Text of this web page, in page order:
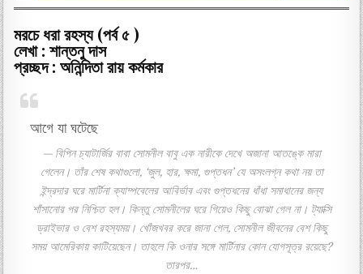
মরচে ধরা রহস্য (পর্ব ৫ )
লেখা : শান্তনু দাস
প্রচ্ছদ : অনিন্দিতা রায় কর্মকার
আগে যা ঘটেছে
বিপিন চ্যাটার্জির বাবা সোমনীল বাবু এক নারীকে দেখে অজানা আতঙ্কে মারা
গেলেন। তাঁর শেষ কথাগুলো, ‘জুল, হার, ক্ষমা, গুপ্তধন’ যে অসংলগ্ন কথা নয় তা
ইন্দ্রদার ঘরে মার্টিনা ক্যাম্পবেলের আবির্ভাব এবং গুপ্তধনের ধাঁধা সমাধানের জন্য
শাঁসানোর পর নিশ্চিত হল। কিন্তু সোমনীলের ঘরে গিয়েও কিছু বোঝা গেল না।‌ ট্যাক্সি
ড্রাইভার ও বেশ রহস্যময়। খোঁজখবর করে জানা গেল, সোমনীল জীবনের বেশ কিছু
সময় আমেরিকায় কাটিয়েছেন। তাহলে কি ওনার সঙ্গে মার্টিনার কোন যোগসূত্র রয়েছে?
তারপর…